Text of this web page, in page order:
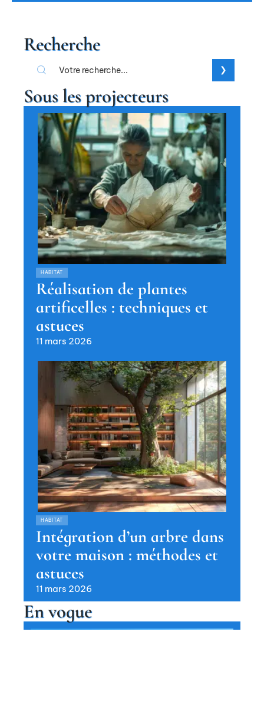
Recherche
Sous les projecteurs
HABITAT
Réalisation de plantes
artificelles : techniques et
astuces
11 mars 2026
HABITAT
Intégration d’un arbre dans
votre maison : méthodes et
astuces
11 mars 2026
En vogue